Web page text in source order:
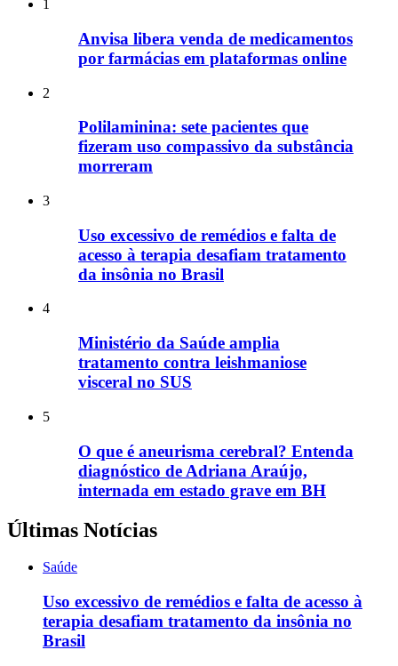
1
Anvisa libera venda de medicamentos
por farmácias em plataformas online
2
Polilaminina: sete pacientes que
fizeram uso compassivo da substância
morreram
3
Uso excessivo de remédios e falta de
acesso à terapia desafiam tratamento
da insônia no Brasil
4
Ministério da Saúde amplia
tratamento contra leishmaniose
visceral no SUS
5
O que é aneurisma cerebral? Entenda
diagnóstico de Adriana Araújo,
internada em estado grave em BH
Últimas Notícias
Saúde
Uso excessivo de remédios e falta de acesso à
terapia desafiam tratamento da insônia no
Brasil